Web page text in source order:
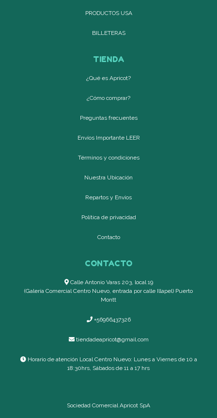
PRODUCTOS USA
BILLETERAS
TIENDA
¿Qué es Apricot?
¿Cómo comprar?
Preguntas frecuentes
Envíos Importante LEER
Términos y condiciones
Nuestra Ubicación
Repartos y Envíos
Política de privacidad
Contacto
CONTACTO
Calle Antonio Varas 203, local 19
(Galería Comercial Centro Nuevo, entrada por calle Illapel) Puerto
Montt
+56966437326
tiendadeapricot@gmail.com
Horario de atención Local Centro Nuevo: Lunes a Viernes de 10 a
18:30hrs, Sábados de 11 a 17 hrs
Sociedad Comercial Apricot SpA